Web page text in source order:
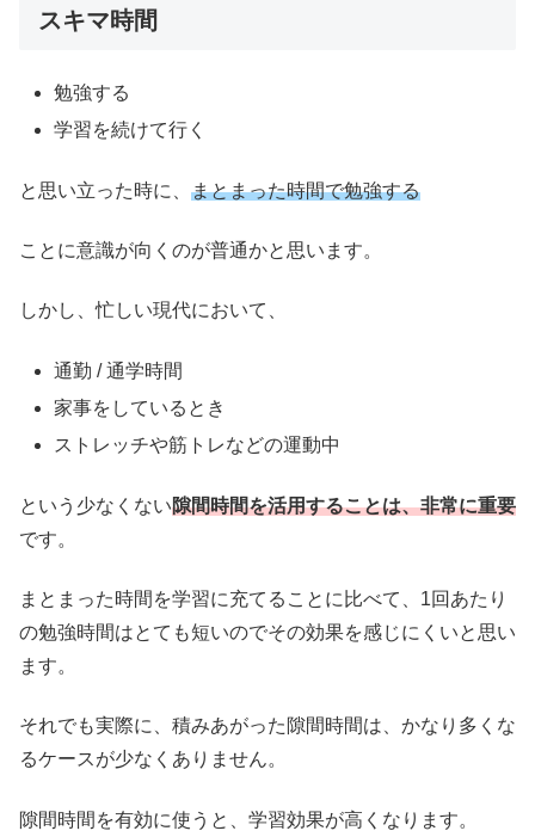
スキマ時間
勉強する
学習を続けて行く
と思い立った時に、 まとまった時間で勉強する
ことに意識が向くのが普通かと思います。
しかし、忙しい現代において、
通勤 / 通学時間
家事をしているとき
ストレッチや筋トレなどの運動中
という少なくない隙間時間を活用することは、非常に重要
です。
まとまった時間を学習に充てることに比べて、1回あたり
の勉強時間はとても短いのでその効果を感じにくいと思い
ます。
それでも実際に、積みあがった隙間時間は、かなり多くな
るケースが少なくありません。
隙間時間を有効に使うと、学習効果が高くなります。